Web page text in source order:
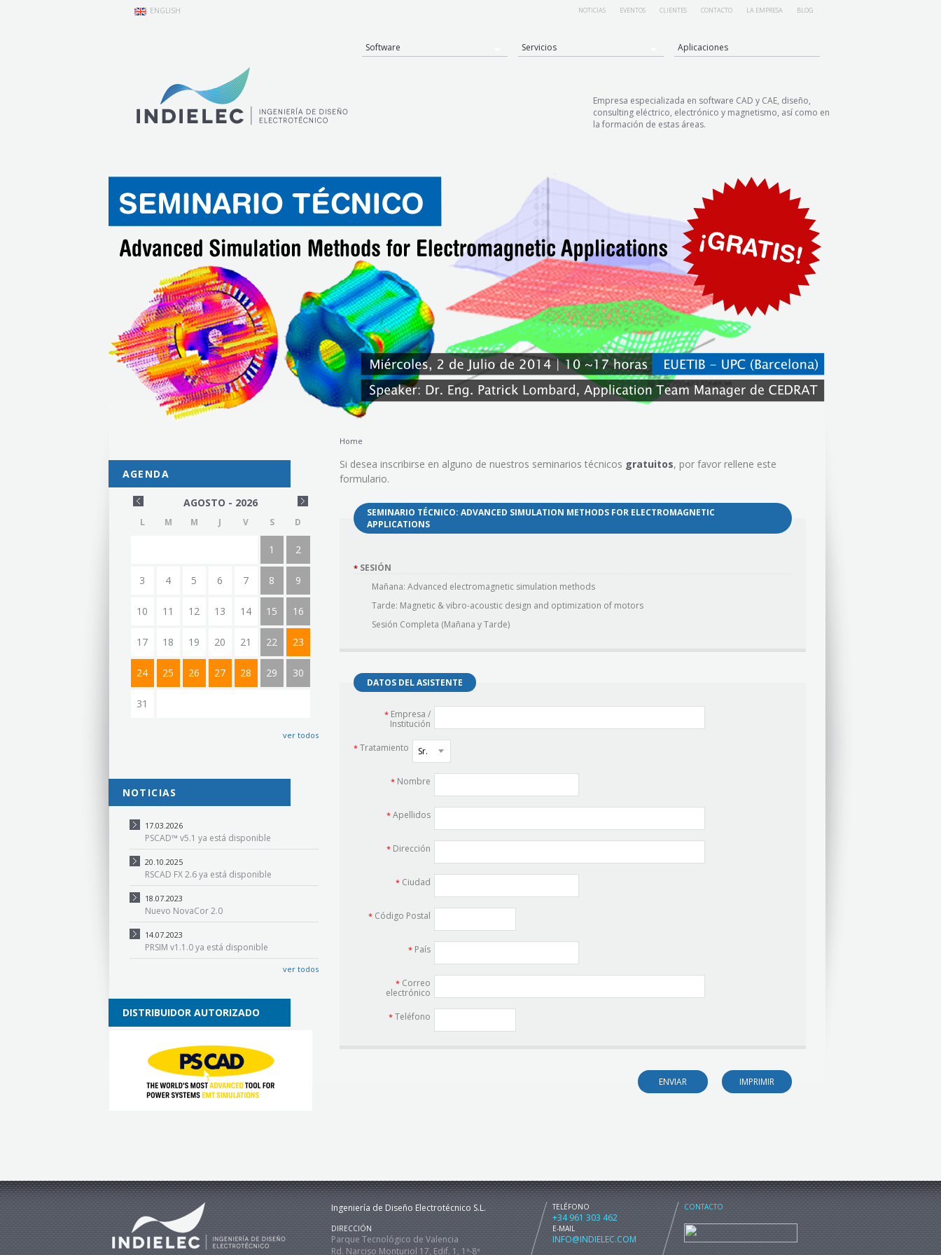
ENGLISH
Empresa especializada en software CAD y CAE, diseño,
consulting eléctrico, electrónico y magnetismo, así como en
la formación de estas áreas.
NOTICIAS EVENTOS CLIENTES CONTACTO LA EMPRESA BLOG
Software Servicios Aplicaciones
AGENDA
AGOSTO - 2026 »
L M M J V S D
1 2
3 4 5 6 7 8 9
10 11 12 13 14 15 16
17 18 19 20 21 22 23
24 25 26 27 28 29 30
31
ver todos
NOTICIAS
17.03.2026
PSCAD™ v5.1 ya está disponible
20.10.2025
RSCAD FX 2.6 ya está disponible
18.07.2023
Nuevo NovaCor 2.0
14.07.2023
PRSIM v1.1.0 ya está disponible
ver todos
Home
Si desea inscribirse en alguno de nuestros seminarios técnicos gratuitos, por favor rellene este
formulario.
SEMINARIO TÉCNICO: ADVANCED SIMULATION METHODS FOR ELECTROMAGNETIC
APPLICATIONS
* SESIÓN
Mañana: Advanced electromagnetic simulation methods
Tarde: Magnetic & vibro-acoustic design and optimization of motors
Sesión Completa (Mañana y Tarde)
DATOS DEL ASISTENTE
*Empresa /
Institución
* Tratamiento
* Nombre
* Apellidos
* Dirección
* Ciudad
* Código Postal
* País
*Correo
electrónico
* Teléfono
Ingeniería de Diseño Electrotécnico S.L. TELÉFONO
+34 961 303 462
CONTACTO
DIRECCIÓN
Parque Tecnológico de Valencia
Rd. Narciso Monturiol 17, Edif. 1, 1ª-8ª
E-MAIL
INFO@INDIELEC.COM